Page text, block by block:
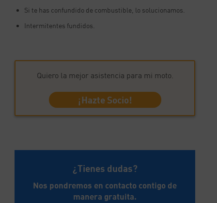
Si te has confundido de combustible, lo solucionamos.
Intermitentes fundidos.
Quiero la mejor asistencia para mi moto.
¡Hazte Socio!
¿Tienes dudas?
Nos pondremos en contacto contigo de
manera gratuita.